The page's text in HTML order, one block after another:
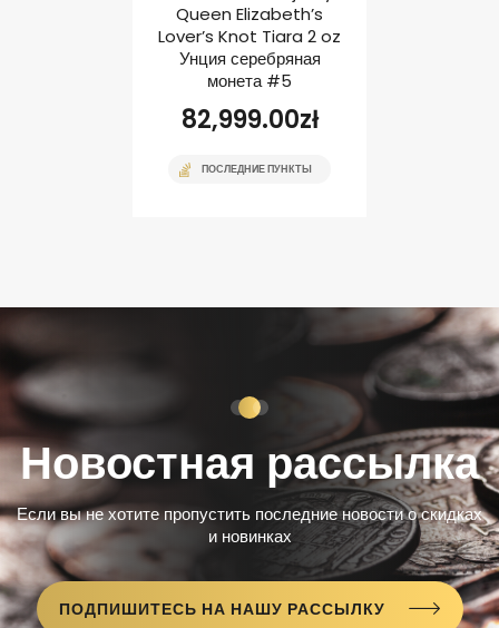
Queen Elizabeth’s
Lover’s Knot Tiara 2 oz
Унция серебряная
монета #5
82,999.00zł
ПОСЛЕДНИЕ ПУНКТЫ
Новостная рассылка
Если вы не хотите пропустить последние новости о скидках
и новинках
ПОДПИШИТЕСЬ НА НАШУ РАССЫЛКУ